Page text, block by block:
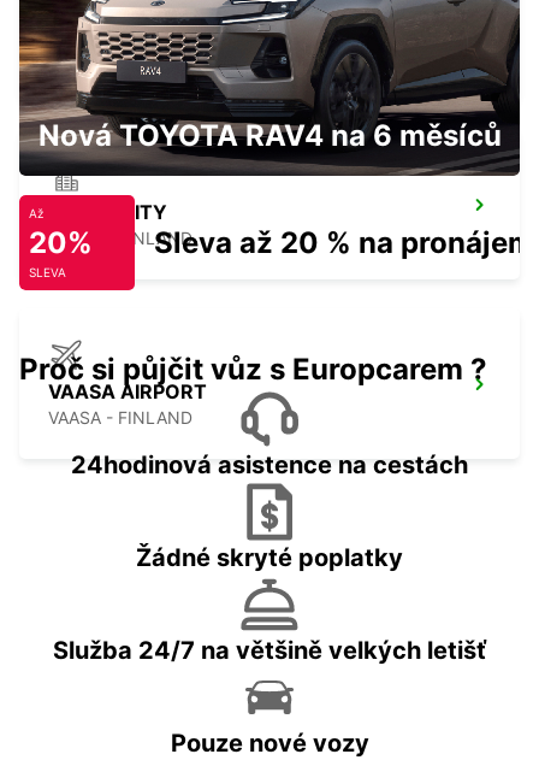
SUNDSVALL TRAIN STATION
SUNDSVALL - SWEDEN
VAASA CITY
VAASA - FINLAND
VAASA AIRPORT
VAASA - FINLAND
Nová TOYOTA RAV4 na 6 měsíců
Až
20%
SLEVA
Sleva až 20 % na pronájem
Proč si půjčit vůz s Europcarem ?
24hodinová asistence na cestách
Žádné skryté poplatky
Služba 24/7 na většině velkých letišť
Pouze nové vozy